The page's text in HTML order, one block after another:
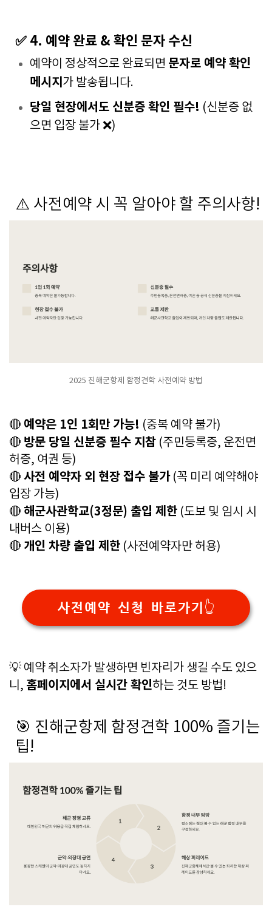
✅ 4. 예약 완료 & 확인 문자 수신
예약이 정상적으로 완료되면 문자로 예약 확인
메시지 가 발송됩니다.
당일 현장에서도 신분증 확인 필수! (신분증 없
으면 입장 불가 ❌)
⚠️ 사전예약 시 꼭 알아야 할 주의사항!
2025 진해군항제 함정견학 사전예약 방법
🔴 예약은 1인 1회만 가능! (중복 예약 불가)
🔴 방문 당일 신분증 필수 지참 (주민등록증, 운전면
허증, 여권 등)
🔴 사전 예약자 외 현장 접수 불가(꼭 미리 예약해야
입장 가능)
🔴 해군사관학교(3정문) 출입 제한 (도보 및 임시 시
내버스 이용)
🔴 개인 차량 출입 제한 (사전예약자만 허용)
사전예약 신청 바로가기👆
💡 예약 취소자가 발생하면 빈자리가 생길 수도 있으
니, 홈페이지에서 실시간 확인하는 것도 방법!
🎯 진해군항제 함정견학 100% 즐기는
팁!